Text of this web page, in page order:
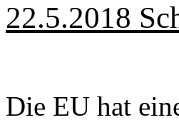
22.5.2018
Die EU hat